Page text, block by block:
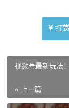
打赏
视频号最新玩法
« 上一篇